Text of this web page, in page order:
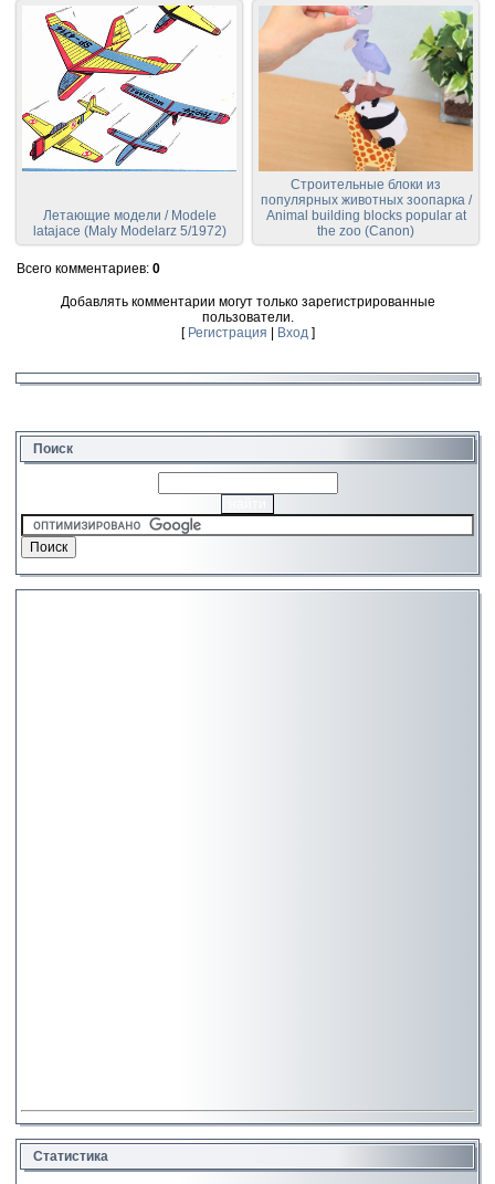
Летающие модели / Modele
latajace (Maly Modelarz 5/1972)
Строительные блоки из
популярных животных зоопарка /
Animal building blocks popular at
the zoo (Canon)
Всего комментариев: 0
Добавлять комментарии могут только зарегистрированные
пользователи.
[ Регистрация Вход]
Поиск
Статистика